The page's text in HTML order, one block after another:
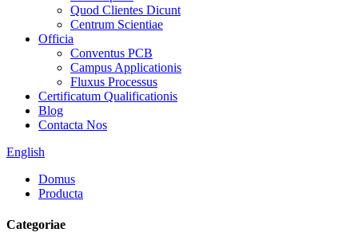
Quod Clientes Dicunt
Centrum Scientiae
Officia
Conventus PCB
Campus Applicationis
Fluxus Processus
Certificatum Qualificationis
Blog
Contacta Nos
English
Domus
Producta
Categoriae